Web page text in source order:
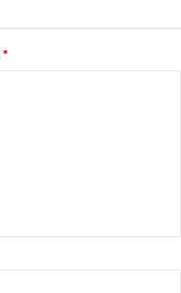
*